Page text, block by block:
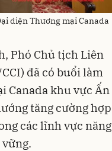
diện Thương mại Canada
Phó Chủ tịch Liên
đã có buổi làm
Canada khu vực Ấn
tăng cường hợp
các lĩnh vực năng